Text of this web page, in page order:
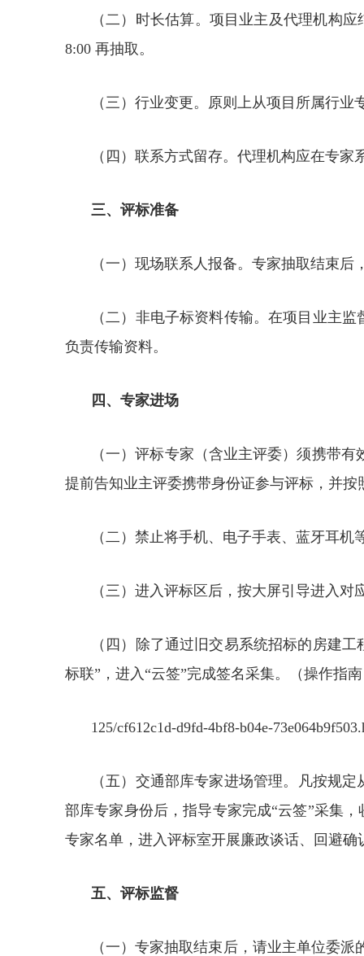
（二）时长估算。项目业主及代理机构
8:00 再抽取。
（三）行业变更。原则上从项目所属行
（四）联系方式留存。代理机构应在专
三、评标准备
（一）现场联系人报备。专家抽取结束
（二）非电子标资料传输。在项目业主
负责传输资料。
四、专家进场
（一）评标专家（含业主评委）须携带
提前告知业主评委携带身份证参与评标，并
（二）禁止将手机、电子手表、蓝牙耳
（三）进入评标区后，按大屏引导进入对
（四）除了通过旧交易系统招标的房建
标联”，进入“云签”完成签名采集。（操作指南
125/cf612c1d-d9fd-4bf8-b04e-
（五）交通部库专家进场管理。凡按规
部库专家身份后，指导专家完成“云签”采集
专家名单，进入评标室开展廉政谈话、回避
五、评标监督
（一）专家抽取结束后，请业主单位委